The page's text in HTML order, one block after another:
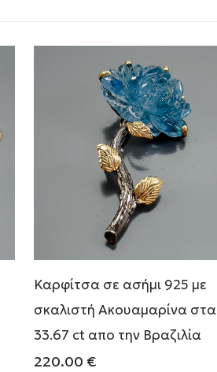
Καρφίτσα σε ασήμι 925 με
σκαλιστή Ακουαμαρίνα στα
33.67 ct απο την Βραζιλία
220.00 €